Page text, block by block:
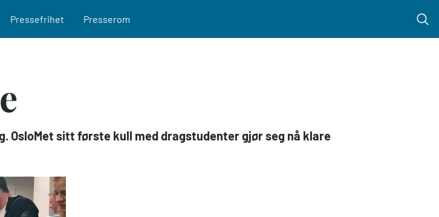
Pressefrihet Presserom
OsloMet sitt første kull med dragstudenter gjør seg nå klare